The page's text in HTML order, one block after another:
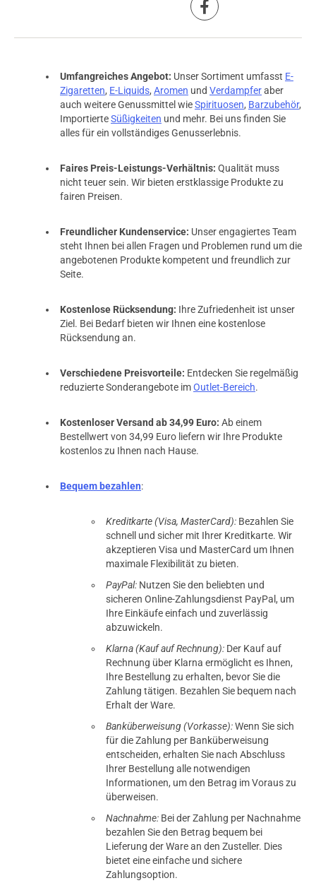
Umfangreiches Angebot: Unser Sortiment umfasst E-
Zigaretten, E-Liquids, Aromen und Verdampferaber
auch weitere Genussmittel wieSpirituosen, Barzubehör,
ImportierteSüßigkeiten und mehr. Bei uns finden Sie
alles für ein vollständiges Genusserlebnis.
Faires Preis-Leistungs-Verhältnis: Qualität muss
nicht teuer sein. Wir bieten erstklassige Produkte zu
fairen Preisen.
Freundlicher Kundenservice: Unser engagiertes Team
steht Ihnen bei allen Fragen und Problemen rund um die
angebotenen Produkte kompetent und freundlich zur
Seite.
Kostenlose Rücksendung: Ihre Zufriedenheit ist unser
Ziel. Bei Bedarf bieten wir Ihnen eine kostenlose
Rücksendung an.
Verschiedene Preisvorteile: Entdecken Sie regelmäßig
reduzierte Sonderangebote imOutlet-Bereich.
Kostenloser Versand ab 34,99 Euro: Ab einem
Bestellwert von 34,99 Euro liefern wir Ihre Produkte
kostenlos zu Ihnen nach Hause.
Bequem bezahlen:
Kreditkarte (Visa, MasterCard): Bezahlen Sie
schnell und sicher mit Ihrer Kreditkarte. Wir
akzeptieren Visa und MasterCard um Ihnen
maximale Flexibilität zu bieten.
PayPal: Nutzen Sie den beliebten und
sicheren Online-Zahlungsdienst PayPal, um
Ihre Einkäufe einfach und zuverlässig
abzuwickeln.
Klarna (Kauf auf Rechnung): Der Kauf auf
Rechnung über Klarna ermöglicht es Ihnen,
Ihre Bestellung zu erhalten, bevor Sie die
Zahlung tätigen. Bezahlen Sie bequem nach
Erhalt der Ware.
Banküberweisung (Vorkasse):Wenn Sie sich
für die Zahlung per Banküberweisung
entscheiden, erhalten Sie nach Abschluss
Ihrer Bestellung alle notwendigen
Informationen, um den Betrag im Voraus zu
überweisen.
Nachnahme: Bei der Zahlung per Nachnahme
bezahlen Sie den Betrag bequem bei
Lieferung der Ware an den Zusteller. Dies
bietet eine einfache und sichere
Zahlungsoption.